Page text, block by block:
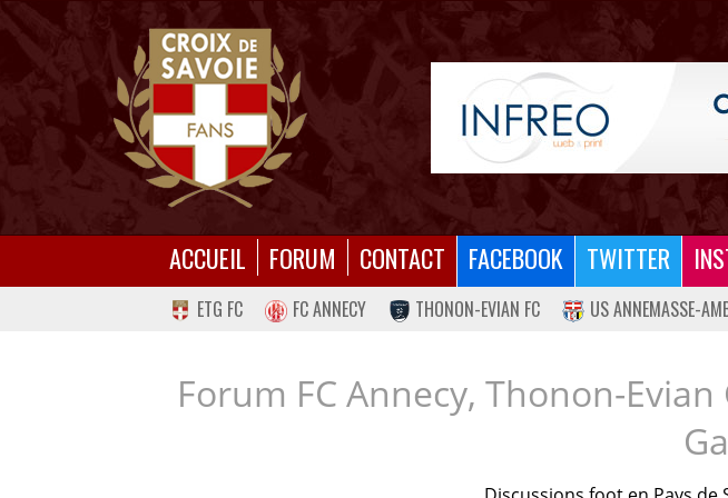
ACCUEIL FORUM CONTACT FACEBOOK TWITTER
ETG FC FC ANNECY THONON-EVIAN FC US ANNEMASSE-
Forum FC Annecy, Thonon-